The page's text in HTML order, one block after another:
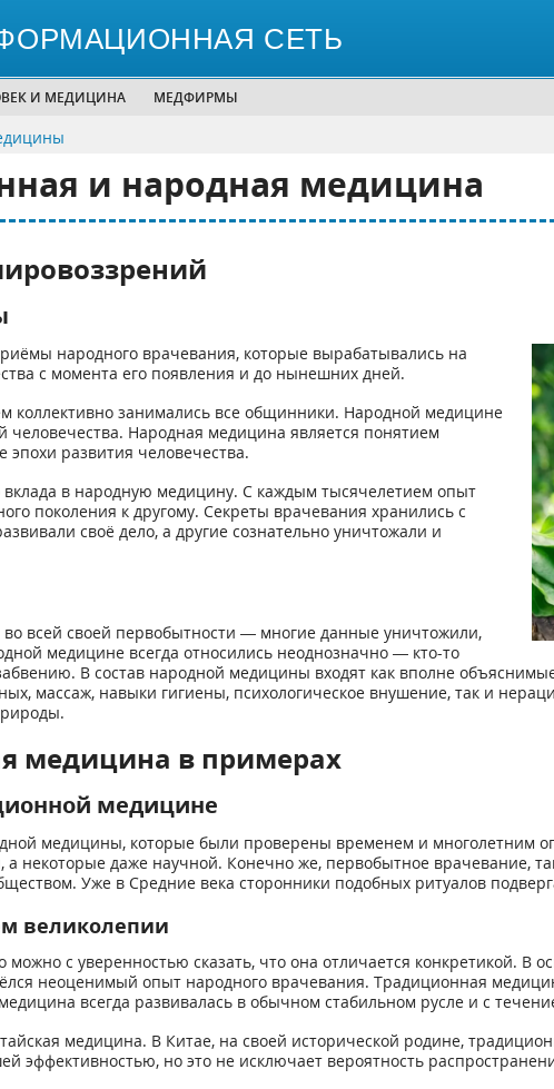
СЕТЬ
И МЕДИЦИНА МЕДФИРМЫ
и народная медицина
народного врачевания, которые вырабатывались на
с момента его появления и до нынешних дней.
коллективно занимались все общинники. Народной медицине
Народная медицина является понятием
эпохи развития человечества.
вклада в народную медицину. С каждым тысячелетием опыт
поколения к другому. Секреты врачевания хранились с
своё дело, а другие сознательно уничтожали и
всей своей первобытности — многие данные уничтожили,
медицине всегда относились неоднозначно — кто-то
В состав народной медицины входят как вполне
массаж, навыки гигиены, психологическое внушение, так и
медицина в примерах
медицине
медицины, которые были проверены временем и многолетним
даже научной. Конечно же, первобытное врачевание,
Уже в Средние века сторонники подобных ритуалов
великолепии
можно с уверенностью сказать, что она отличается конкретикой.
неоценимый опыт народного врачевания. Традиционная
всегда развивалась в обычном стабильном русле и с
медицина. В Китае, на своей исторической родине,
эффективностью, но это не исключает вероятность